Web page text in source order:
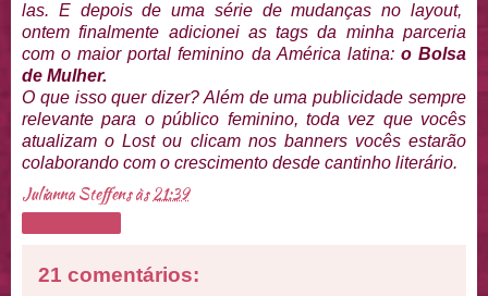
las. E depois de uma série de mudanças no layout,
ontem finalmente adicionei as tags da minha parceria
com o maior portal feminino da América latina: o Bolsa
de Mulher.
O que isso quer dizer? Além de uma publicidade sempre
relevante para o público feminino, toda vez que vocês
atualizam o Lost ou clicam nos banners vocês estarão
colaborando com o crescimento desde cantinho literário.
Julianna Steffensàs21:39
21 comentários: